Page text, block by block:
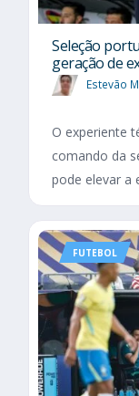
Seleção
geração de
Estevão
O experiente
comando da
pode elevar a
FUTEBOL